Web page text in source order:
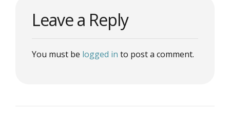
Leave a Reply
You must be logged in to post a comment.